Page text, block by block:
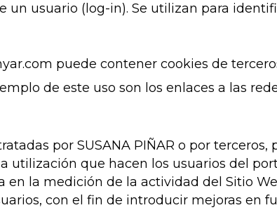
un usuario (log-in). Se utilizan para
puede contener cookies de
de este uso son los enlaces a las
por SUSANA PIÑAR o por
utilización que hacen los usuarios del
la medición de la actividad del Sitio
con el fin de introducir mejoras en